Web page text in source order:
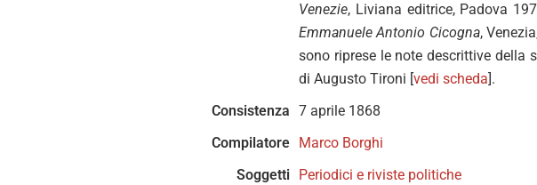
Venezie, Liviana editrice, Padova
Emmanuele Antonio Cicogna,
sono riprese le note descrittive della
di Augusto Tironi [vedi scheda].
Consistenza 7 aprile 1868
Compilatore Marco Borghi
Soggetti Periodici e riviste politiche